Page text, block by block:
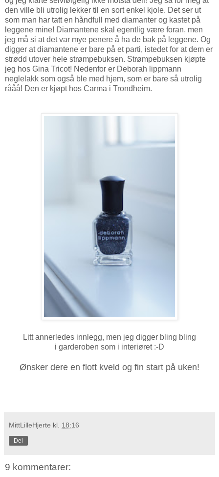
den ville bli utrolig lekker til en sort enkel kjole. Det ser ut
som man har tatt en håndfull med diamanter og kastet på
leggene mine! Diamantene skal egentlig være foran, men
jeg må si at det var mye penere å ha de bak på leggene. Og
digger at diamantene er bare på et parti, istedet for at dem er
strødd utover hele strømpebuksen. Strømpebuksen kjøpte
jeg hos Gina Tricot! Nedenfor er Deborah lippmann
neglelakk som også ble med hjem, som er bare så utrolig
rååå! Den er kjøpt hos Carma i Trondheim.
Litt annerledes innlegg, men jeg digger bling bling
i garderoben som i interiøret :-D
Ønsker dere en flott kveld og fin start på uken!
MittLilleHjerte kl. 18:16
Del
9 kommentarer: